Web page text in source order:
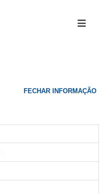
≡
FECHAR INFORMAÇÃO